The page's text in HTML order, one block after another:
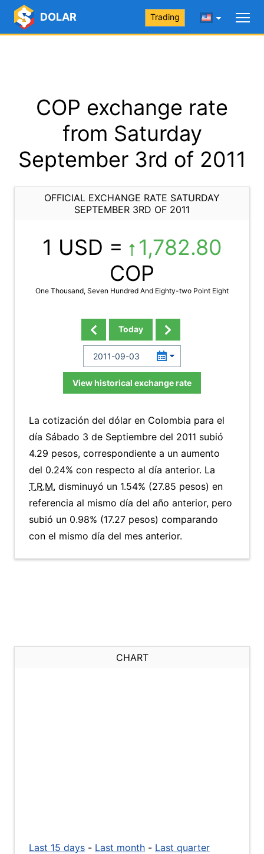
DOLAR Trading
COP exchange rate
from Saturday
September 3rd of 2011
OFFICIAL EXCHANGE RATE SATURDAY
SEPTEMBER 3RD OF 2011
1 USD =
1,782.80
COP
One Thousand, Seven Hundred And Eighty-two Point Eight
Today
View historical exchange rate
La cotización del dólar en Colombia para el
día Sábado 3 de Septiembre del 2011 subió
4.29 pesos, correspondiente a un aumento
del 0.24% con respecto al día anterior. La
T.R.M. disminuyó un 1.54% (27.85 pesos) en
referencia al mismo día del año anterior, pero
subió un 0.98% (17.27 pesos) comparando
con el mismo día del mes anterior.
CHART
Last 15 days - Last month - Last quarter